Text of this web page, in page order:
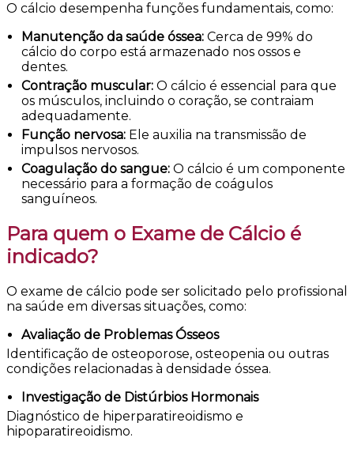
O cálcio desempenha funções fundamentais, como:
Manutenção da saúde óssea: Cerca de 99% do
cálcio do corpo está armazenado nos ossos e
dentes.
Contração muscular: O cálcio é essencial para que
os músculos, incluindo o coração, se contraiam
adequadamente.
Função nervosa: Ele auxilia na transmissão de
impulsos nervosos.
Coagulação do sangue: O cálcio é um componente
necessário para a formação de coágulos
sanguíneos.
Para quem o Exame de Cálcio é
indicado?
O exame de cálcio pode ser solicitado pelo profissional
na saúde em diversas situações, como:
Avaliação de Problemas Ósseos
Identificação de osteoporose, osteopenia ou outras
condições relacionadas à densidade óssea.
Investigação de Distúrbios Hormonais
Diagnóstico de hiperparatireoidismo e
hipoparatireoidismo.